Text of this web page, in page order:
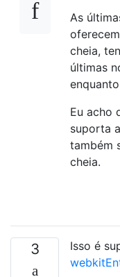
As
cheia,
últimas
Eu acho
suporta
também
cheia.
3
Isso é